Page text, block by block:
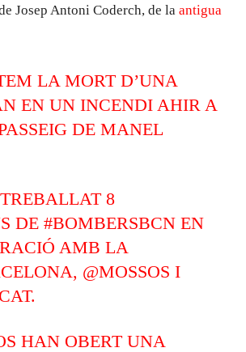
Josep Antoni Coderch, de la antigua
LA MORT D’UNA
EN UN INCENDI AHIR A
DE MANEL
8
DE#BOMBERSBCN EN
AMB LA
, @MOSSOS I
.
HAN OBERT UNA